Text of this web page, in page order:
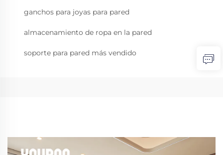
ganchos para joyas para pared
almacenamiento de ropa en la pared
soporte para pared más vendido